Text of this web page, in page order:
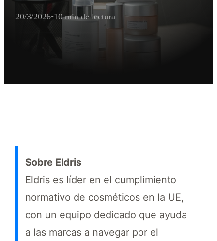
Resumen Ejecutivo para Extractor de
20/3/2026•10 min de lectura
Sobre Eldris
Eldris es líder en el cumplimiento
normativo de cosméticos en la UE,
con un equipo dedicado que ayuda
a las marcas a navegar por el